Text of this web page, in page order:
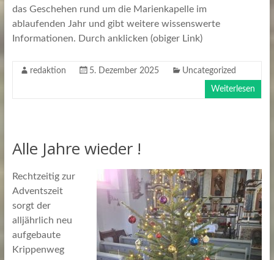
das Geschehen rund um die Marienkapelle im
ablaufenden Jahr und gibt weitere wissenswerte
Informationen. Durch anklicken (obiger Link)
redaktion 5. Dezember 2025 Uncategorized
Weiterlesen
Alle Jahre wieder !
Rechtzeitig zur
Adventszeit
sorgt der
alljährlich neu
aufgebaute
Krippenweg